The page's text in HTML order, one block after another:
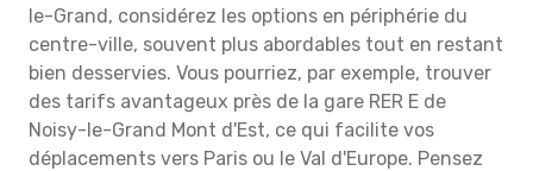
le-Grand, considérez les options en périphérie du
centre-ville, souvent plus abordables tout en restant
bien desservies. Vous pourriez, par exemple, trouver
des tarifs avantageux près de la gare RER E de
Noisy-le-Grand Mont d'Est, ce qui facilite vos
déplacements vers Paris ou le Val d'Europe. Pensez